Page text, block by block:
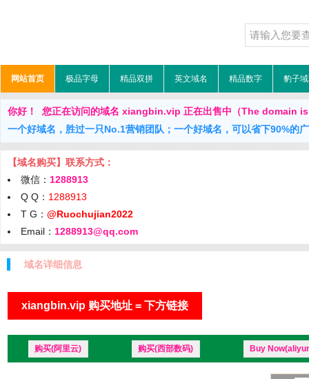
网站首页 极品字母 精品双拼 英文域名 精品数字 豹子
你好！ 您正在访问的域名 xiangbin.vip 正在出售中（The domain
一个好域名，胜过一只No.1营销团队；一个好域名，可以省下90%的
【域名购买】联系方式：
微信： 1288913
Q Q： 1288913
T G： @Ruochujian2022
Email： 1288913@qq.com
域名详细信息
xiangbin.vip 购买地址 = 下方链接
购买(阿里云) 购买(西部数码) Buy